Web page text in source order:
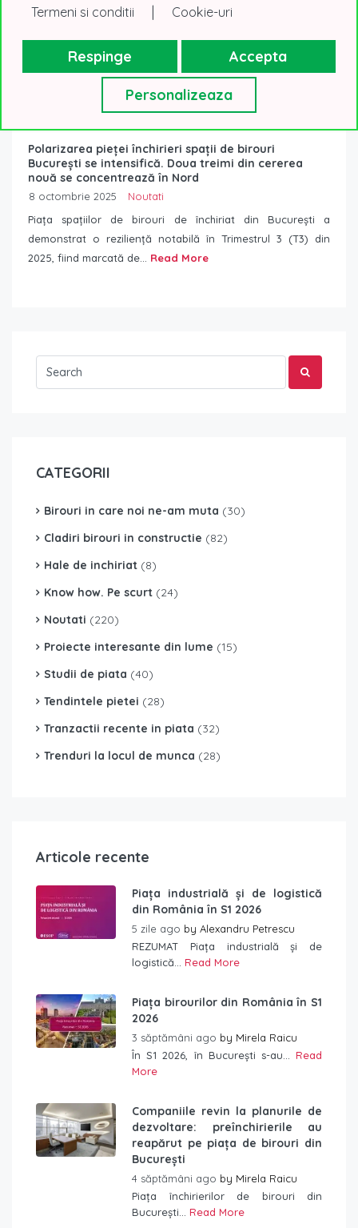
Polarizarea pieței închirieri spații de birouri
București se intensifică. Doua treimi din cererea
nouă se concentrează în Nord
8 octombrie 2025
Noutati
Piața spațiilor de birouri de închiriat din București a
demonstrat o reziliență notabilă în Trimestrul 3 (T3) din
2025, fiind marcată de... Read More
CATEGORII
Birouri in care noi ne-am muta (30)
Cladiri birouri in constructie (82)
Hale de inchiriat (8)
Know how. Pe scurt (24)
Noutati (220)
Proiecte interesante din lume (15)
Studii de piata (40)
Tendintele pietei (28)
Tranzactii recente in piata (32)
Trenduri la locul de munca (28)
Articole recente
Piața industrială și de logistică
din România în S1 2026
5 zile ago by Alexandru Petrescu
REZUMAT Piața industrială și de
logistică... Read More
Piața birourilor din România în S1
2026
3 săptămâni ago by Mirela Raicu
În S1 2026, în București s-au... Read
More
Companiile revin la planurile de
dezvoltare: preînchirierile au
reapărut pe piața de birouri din
București
4 săptămâni ago by Mirela Raicu
Piața închirierilor de birouri din
București... Read More
Termeni si conditii | Cookie-uri
Respinge Accepta
Personalizeaza